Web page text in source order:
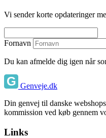
Vi sender korte opdateringer
Fornavn
Du kan afmelde dig igen når
Genveje.dk
Din genvej til danske
kommission ved køb gennem
Links